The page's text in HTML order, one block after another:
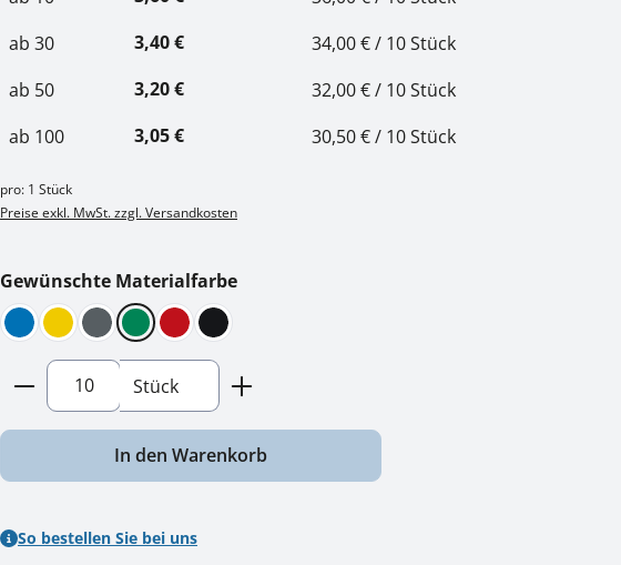
ab 30 3,40 €
34,00 € / 10 Stück
ab 50 3,20 €
32,00 € / 10 Stück
ab 100 3,05 € 30,50 € / 10 Stück
pro: 1 Stück
Preise exkl. MwSt. zzgl. Versandkosten
Gewünschte Materialfarbeauswählen
Blau Gelb GrauGrünRot Schwarz
Produkt Anzahl: Gib den gewünschten Wert ein
Stück
In den Warenkorb
So bestellen Sie bei uns